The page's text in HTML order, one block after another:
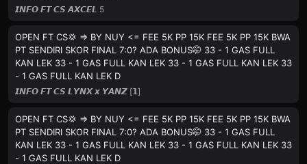
𝙄𝙉𝙁𝙊 𝙁𝙏 𝘾𝙎 𝘼𝙓𝘾𝙀𝙇 5
OPEN FT CS💢 => BY NUY <= FEE 5K PP 15K FEE 5K PP 15K BWA
PT SENDIRI SKOR FINAL 7:0? ADA BONUS🤭 33 - 1 GAS FULL
KAN LEK 33 - 1 GAS FULL KAN LEK 33 - 1 GAS FULL KAN LEK 33
- 1 GAS FULL KAN LEK D
𝙄𝙉𝙁𝙊 𝙁𝙏 𝘾𝙎 𝙇𝙔𝙉𝙓 𝙭 𝙔𝘼𝙉𝙕 [𝟭]
OPEN FT CS💢 => BY NUY <= FEE 5K PP 15K FEE 5K PP 15K BWA
PT SENDIRI SKOR FINAL 7:0? ADA BONUS🤭 33 - 1 GAS FULL
KAN LEK 33 - 1 GAS FULL KAN LEK 33 - 1 GAS FULL KAN LEK 33
- 1 GAS FULL KAN LEK D